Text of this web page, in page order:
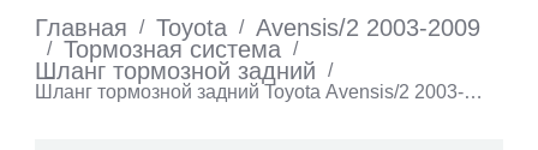
Главная / Toyota / Avensis/2 2003-2009
/ Тормозная система /
Шланг тормозной задний
/
Шланг тормозной задний Toyota Avensis/2 2003-